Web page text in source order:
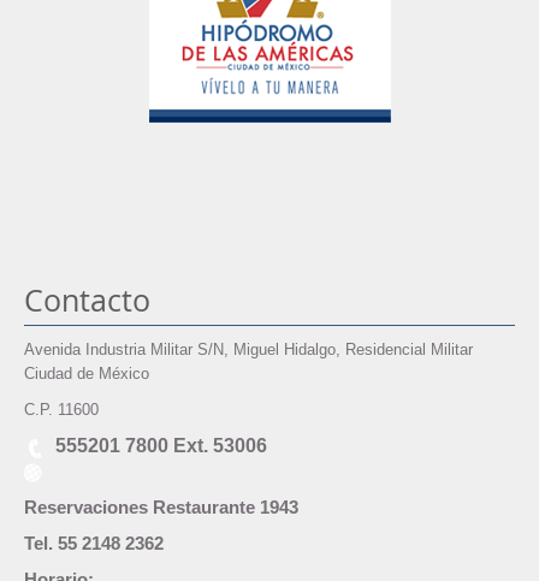
Contacto
Avenida Industria Militar S/N, Miguel Hidalgo, Residencial Militar
Ciudad de México
C.P. 11600
555201 7800 Ext. 53006
Reservaciones Restaurante 1943
Tel. 55 2148 2362